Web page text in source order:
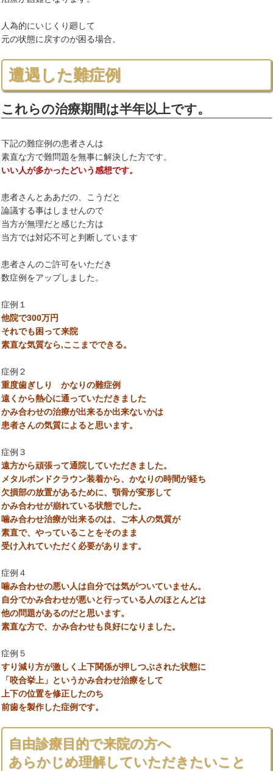
人為的にいじくり廻して
元の状態に戻すのが困る場合。
遭遇した難症例
これらの治療期間は半年以上です。
下記の難症例の患者さんは
素直な方で難問題を無事に解決した方です。
いい人が多かったどいう感想です。
患者さんとああだの、こうだと
論議する事はしませんので
当方が無理だと感じた方は
当方では対応不可と判断しています
患者さんのご許可をいただき
数症例をアップしました。
症例１
他院で300万円
それでも困って来院
素直な気質なら,ここまでできる。
症例２
重度歯ぎしり かなりの難症例
遠くから熱心に通っていただきました
かみ合わせの治療が出来るか出来ないかは
患者さんの気質によると思います。
症例３
遠方から頑張って通院していただきました。
メタルボンドクラウン装着から、かなりの時間が経ち
欠損部の放置があるために、顎骨が変形して
かみ合わせが崩れている状態でした。
噛み合わせ治療が出来るのは、ご本人の気質が
素直で、やっていることをそのまま
受け入れていただく必要があります。
症例４
噛み合わせの悪い人は自分では気がついていません。
自分でかみ合わせが悪いと行っている人のほとんどは
他の問題があるのだと思います。
素直な方で、かみ合わせも良好になりました。
症例５
すり減り方が激しく上下関係が押しつぶされた状態に
「咬合挙上」というかみ合わせ治療をして
上下の位置を修正したのち
前歯を製作した症例です。
自由診療目的で来院の方へ
あらかじめ理解していただきたいこと